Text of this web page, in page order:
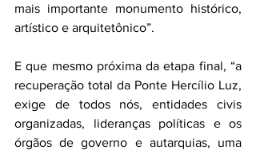
mais importante monumento histórico,
artístico e arquitetônico”.
E que mesmo próxima da etapa final, “a
recuperação total da Ponte Hercílio Luz,
exige de todos nós, entidades civis
organizadas, lideranças políticas e os
órgãos de governo e autarquias, uma